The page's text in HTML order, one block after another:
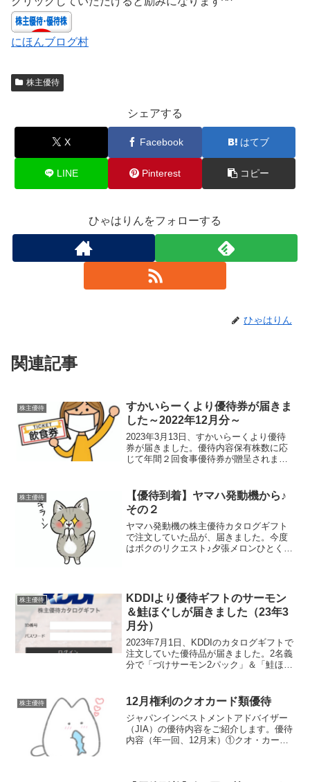
にほんブログ村
株主優待
シェアする
X Facebook はてブ
LINE Pinterest コピー
ひゃはりんをフォローする
ひゃはりん
関連記事
株主優待
すかいらーくより優待券が届きま
した～2022年12月分～
2023年3月13日、すかいらーくより優待
券が届きました。優待内容保有株数に応
じて年間２回食事優待券が贈呈されま
カード×1枚（2,000円）2,00...
株主優待
【優待到着】ヤマハ発動機から♪
その２
ヤマハ発動機の株主優待カタログギフト
で注文していた品が、届きました。今度
はボクのリクエスト♪夕張メロンひとくち
すが、しっかり...
株主優待
KDDIより優待ギフトのサーモン
＆鮭ほぐしが届きました（23年3
月分）
2023年7月1日、KDDIのカタログギフトで
注文していた優待品が届きました。2名義
分で「づけサーモン2パック」＆「鮭ほぐ
株主を対象に優待カタログが贈呈されま
す。 ...
株主優待 12月権利のクオカード類優待
ジャパンインベストメントアドバイザー
（JIA）の優待内容をご紹介します。優待
内容（年一回、12月末）①クオ・カード